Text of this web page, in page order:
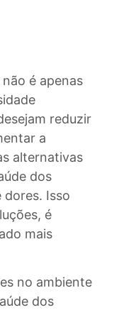
é apenas
reduzir
a
alternativas
dos
dores. Isso
é
mais
no ambiente
dos